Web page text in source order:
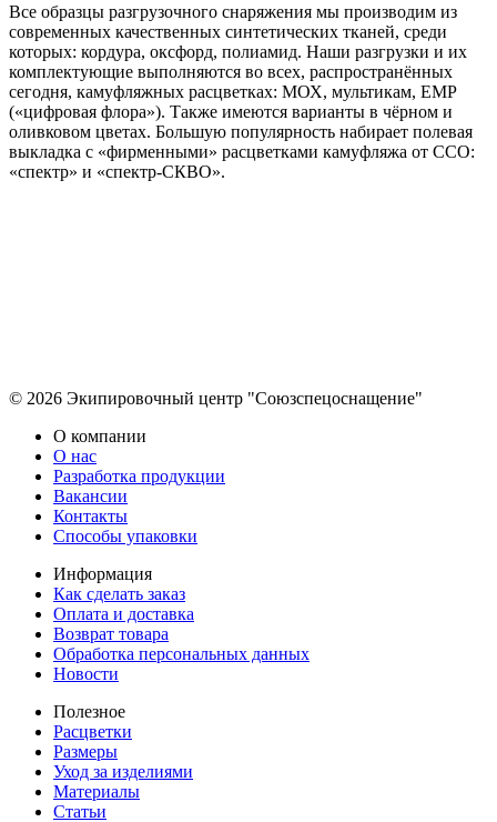
Все образцы разгрузочного снаряжения мы производим из
современных качественных синтетических тканей, среди
которых: кордура, оксфорд, полиамид. Наши разгрузки и их
комплектующие выполняются во всех, распространённых
сегодня, камуфляжных расцветках: МОХ, мультикам, ЕМР
(«цифровая флора»). Также имеются варианты в чёрном и
оливковом цветах. Большую популярность набирает полевая
выкладка с «фирменными» расцветками камуфляжа от ССО:
«спектр» и «спектр-СКВО».
© 2026 Экипировочный центр "Союзспецоснащение"
О компании
О нас
Разработка продукции
Вакансии
Контакты
Способы упаковки
Информация
Как сделать заказ
Оплата и доставка
Возврат товара
Обработка персональных данных
Новости
Полезное
Расцветки
Размеры
Уход за изделиями
Материалы
Статьи